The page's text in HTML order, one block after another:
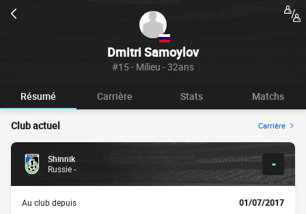
Dmitri Samoylov
#15 - Milieu - 32ans
Résumé Carrière Stats Matchs
Club actuel Carrière
Shinnik
Russie -
-
Au club depuis 01/07/2017